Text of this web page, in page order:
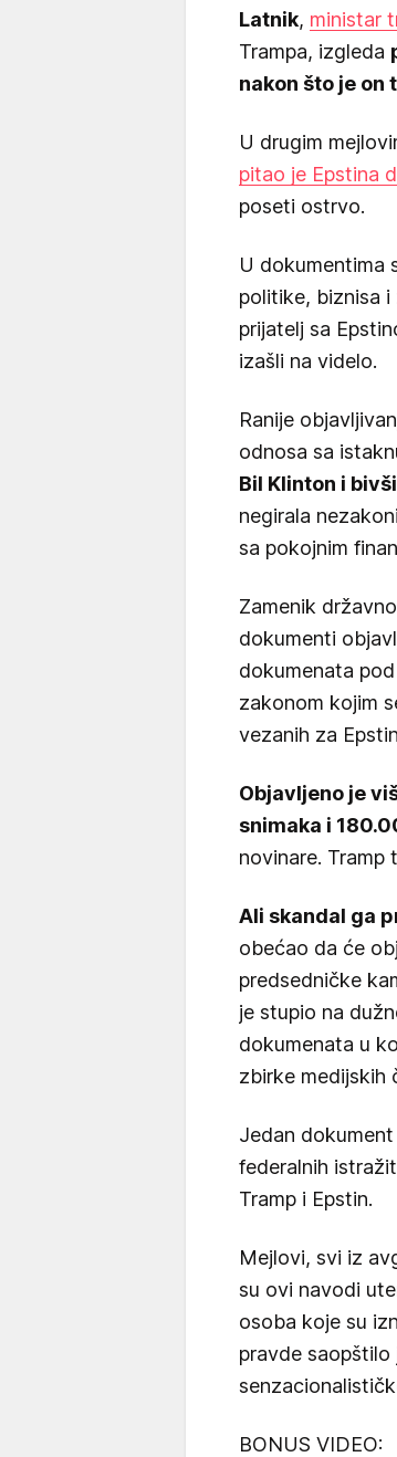
Latnik, ministar
Trampa, izgleda
nakon što je on
U drugim
pitao je Epstina
poseti ostrvo.
U dokumentima
politike, biznisa i
prijatelj sa
izašli na videlo.
Ranije
odnosa sa
Bil Klinton i
negirala
sa pokojnim
Zamenik
dokumenti
dokumenata
zakonom kojim
vezanih za
Objavljeno je
snimaka i
novinare. Tramp
Ali skandal ga
obećao da će
predsedničke
je stupio na
dokumenata u
zbirke medijskih
Jedan
federalnih
Tramp i Epstin.
Mejlovi, svi iz
su ovi navodi
osoba koje su
pravde
BONUS VIDEO: